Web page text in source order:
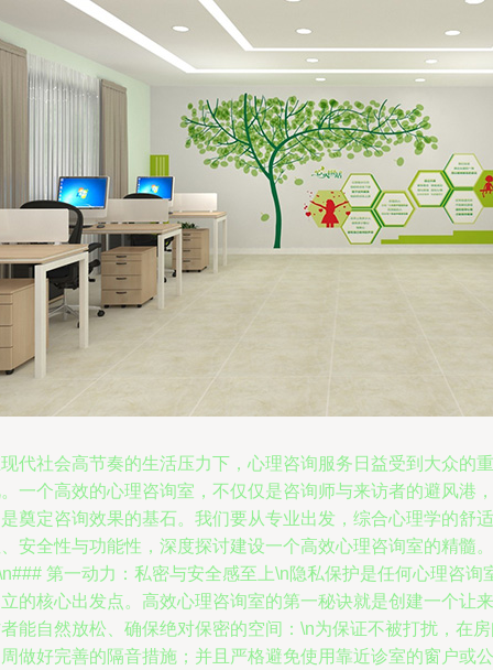
代社会高节奏的生活压力下，心理咨询服务日益受到大众的重
一个高效的心理咨询室，不仅仅是咨询师与来访者的避风港，
奠定咨询效果的基石。我们要从专业出发，综合心理学的舒适
安全性与功能性，深度探讨建设一个高效心理咨询室的精髓。
第一动力：私密与安全感至上\n隐私保护是任何心理咨询
的核心出发点。高效心理咨询室的第一秘诀就是创建一个让来
能自然放松、确保绝对保密的空间：\n为保证不被打扰，在
做好完善的隔音措施；并且严格避免使用靠近诊室的窗户或公